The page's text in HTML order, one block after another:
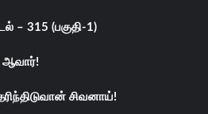
– 315 (பகுதி-1)
ஆவார்!
சிவனாய்!